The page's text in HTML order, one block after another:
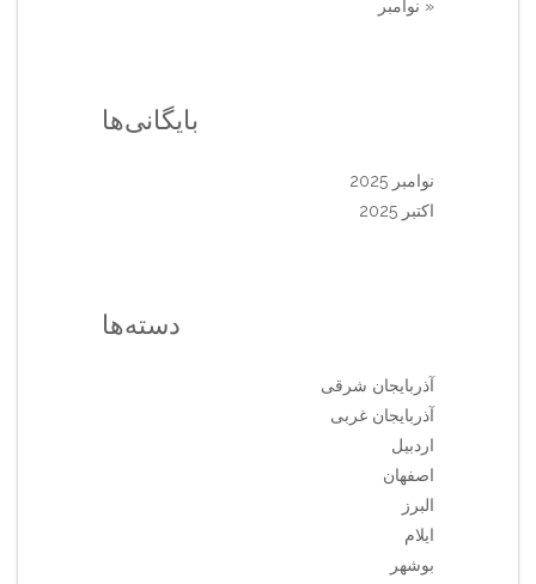
« نوامبر
بایگانی‌ها
نوامبر 2025
اکتبر 2025
دسته‌ها
آذربایجان شرقی
آذربایجان غربی
اردبیل
اصفهان
البرز
ایلام
بوشهر